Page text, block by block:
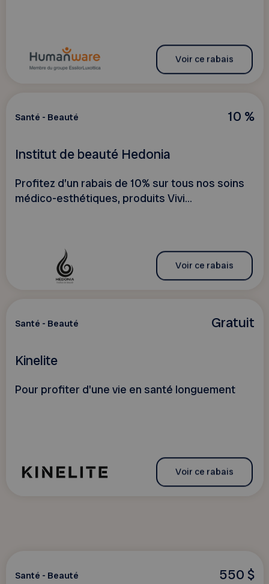
Voir ce rabais
10 %
Santé - Beauté
Institut de beauté Hedonia
Profitez d’un rabais de 10% sur tous nos soins
médico-esthétiques, produits Vivi...
Voir ce rabais
Gratuit
Santé - Beauté
Kinelite
Pour profiter d'une vie en santé longuement
Voir ce rabais
550 $
Santé - Beauté